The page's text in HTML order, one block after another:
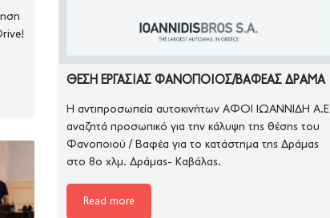
ΘΕΣΗ ΕΡΓΑΣΙΑΣ ΦΑΝΟΠΟΙΟΣ/ΒΑΦΕΑΣ ΔΡΑΜΑ
H αντιπροσωπεία αυτοκινήτων ΑΦΟΙ ΙΩΑΝΝΙΔΗ Α.Ε
αναζητά προσωπικό για την κάλυψη της θέσης του
Φανοποιού / Βαφέα για το κατάστημα της Δράμας
στο 8ο χλμ. Δράμας- Καβάλας.
Read more